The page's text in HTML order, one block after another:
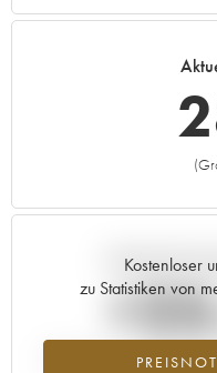
2002
Kostenloser
zu Statistiken von
Aktuelle
Preisanstiegs des